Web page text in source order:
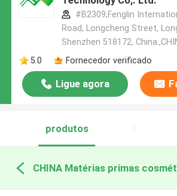
#B2309,Fenglin
Road, Longcheng Street,
Shenzhen 518172,
5.0
Fornecedor verificado
Ligue agora
produtos
CHINA Matérias primas